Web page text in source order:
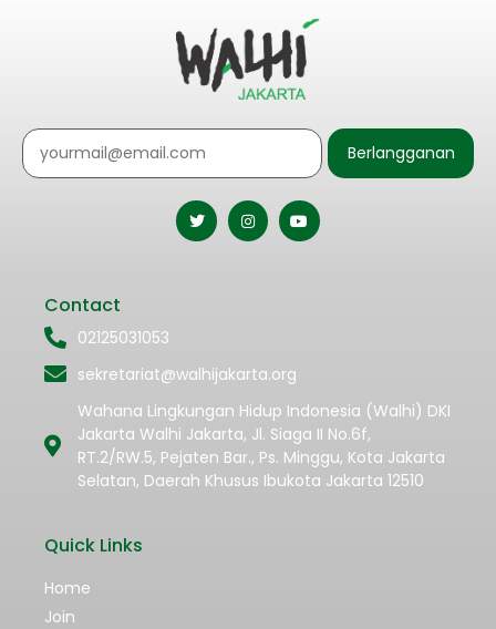
Berlangganan
Contact
02125031053
sekretariat@walhijakarta.org
Wahana Lingkungan Hidup Indonesia (Walhi) DKI
Jakarta Walhi Jakarta, Jl. Siaga II No.6f,
RT.2/RW.5, Pejaten Bar., Ps. Minggu, Kota Jakarta
Selatan, Daerah Khusus Ibukota Jakarta 12510
Quick Links
Home
Join